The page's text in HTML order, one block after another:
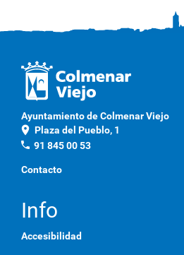
Ayuntamiento de Colmenar Viejo
location_on Plaza del Pueblo, 1
phone 91 845 00 53
Contacto
Info
Accesibilidad